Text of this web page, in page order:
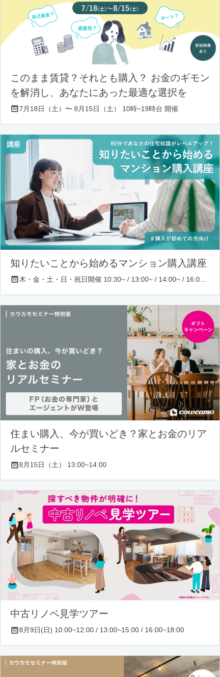
このまま賃貸？それとも購入？ お金のギモン
を解消し、あなたにあった最適な選択を
7月18日（土）〜 8月15日（土） 10時~19時台 開催
知りたいことから始めるマンション購入講座
住まい購入、今が買いどき？家とお金のリア
ルセミナー
8月15日（土） 13:00~14:00
中古リノベ見学ツアー
8月9日(日) 10:00~12:00 / 13:00~15:00 / 16:00~18:00